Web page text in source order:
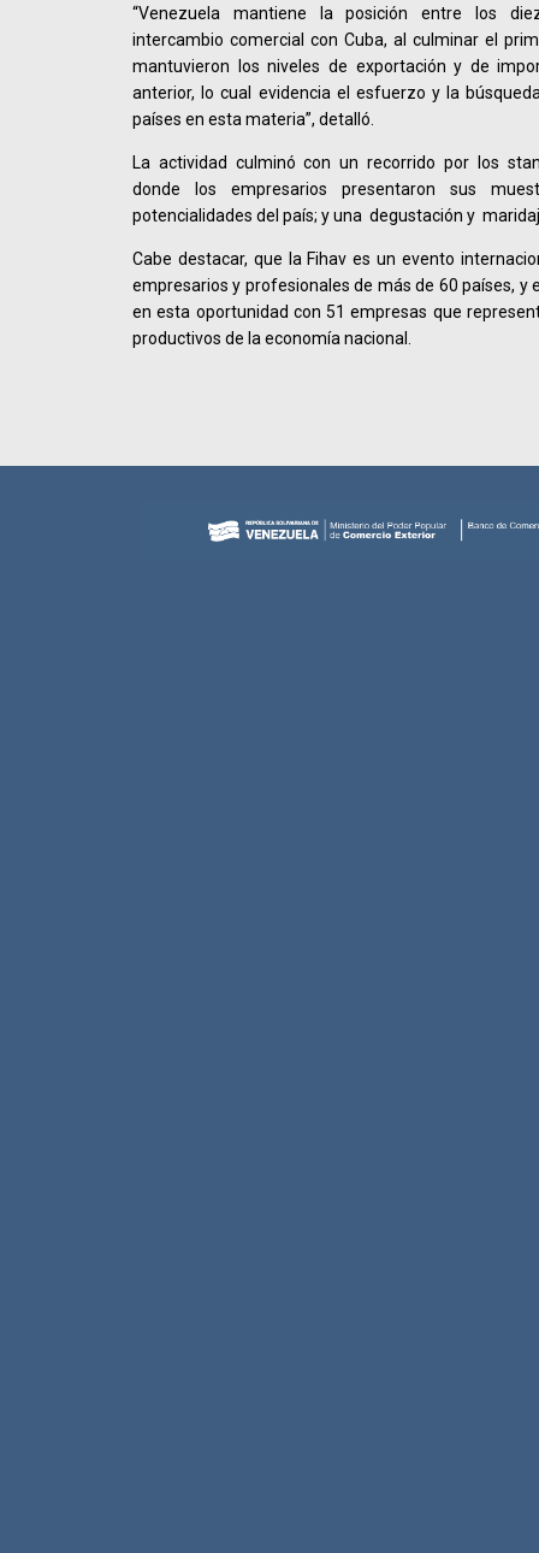
“Venezuela mantiene la posición entre los
intercambio comercial con Cuba, al culminar el
mantuvieron los niveles de exportación y de
anterior, lo cual evidencia el esfuerzo y la
países en esta materia”, detalló.
La actividad culminó con un recorrido por los
donde los empresarios presentaron sus
potencialidades del país; y una degustación y
Cabe destacar, que la Fihav es un evento
empresarios y profesionales de más de 60 países, y
en esta oportunidad con 51 empresas que
productivos de la economía nacional.